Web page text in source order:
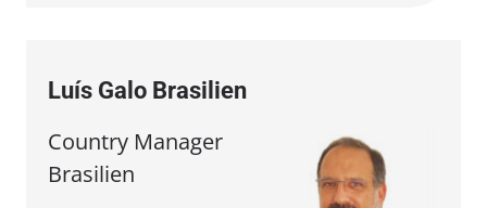
Luís Galo Brasilien
Country Manager
Brasilien